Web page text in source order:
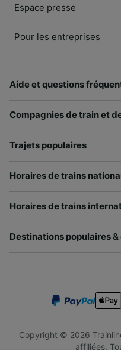
Espace presse
Pour les entreprises
Aide et questions
Compagnies de train et
Trajets populaires
Horaires de trains
Horaires de trains
Destinations populaires
Copyright © 2026
affiliées.